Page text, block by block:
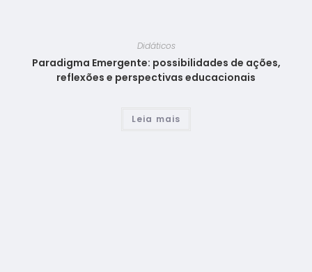
Didáticos
Paradigma Emergente: possibilidades de ações,
reflexões e perspectivas educacionais
Leia mais